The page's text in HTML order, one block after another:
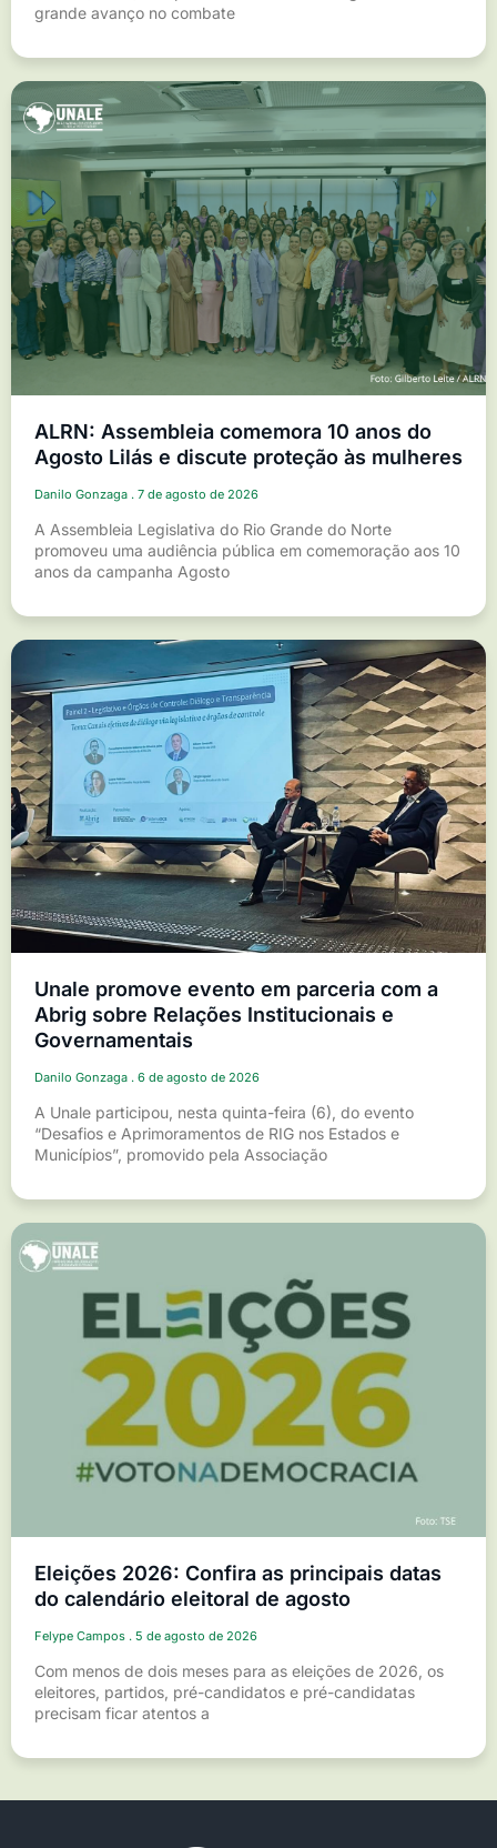
grande avanço no combate
ALRN: Assembleia comemora 10 anos do
Agosto Lilás e discute proteção às mulheres
Danilo Gonzaga 7 de agosto de 2026
A Assembleia Legislativa do Rio Grande do Norte
promoveu uma audiência pública em comemoração aos 10
anos da campanha Agosto
Unale promove evento em parceria com a
Abrig sobre Relações Institucionais e
Governamentais
Danilo Gonzaga 6 de agosto de 2026
A Unale participou, nesta quinta-feira (6), do evento
“Desafios e Aprimoramentos de RIG nos Estados e
Municípios”, promovido pela Associação
Eleições 2026: Confira as principais datas
do calendário eleitoral de agosto
Felype Campos 5 de agosto de 2026
Com menos de dois meses para as eleições de 2026, os
eleitores, partidos, pré-candidatos e pré-candidatas
precisam ficar atentos a